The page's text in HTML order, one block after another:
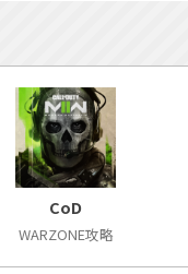
CoD
WARZONE攻略